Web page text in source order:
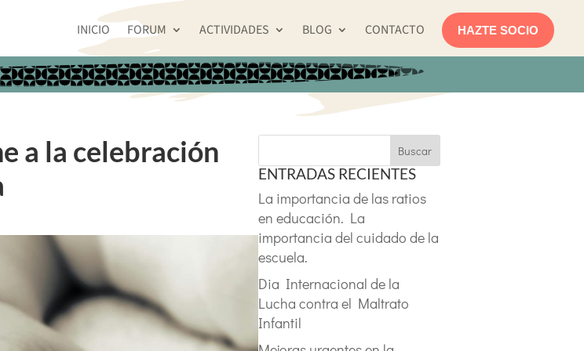
INICIO FORUM ACTIVIDADES BLOG CONTACTO HAZTE SOCIO
a la celebración
Buscar
ENTRADAS RECIENTES
La importancia de las ratios
en educación. La
importancia del cuidado de la
escuela.
Dia Internacional de la
Lucha contra el Maltrato
Infantil